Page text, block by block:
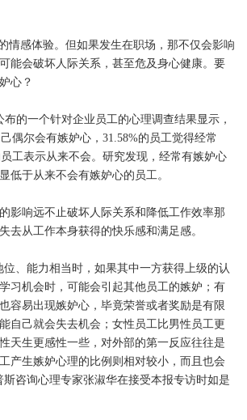
感体验。但如果发生在职场，那不仅会影响
能会破坏人际关系，甚至危及身心健康。要
心？
一个针对企业员工的心理调查结果显示，
偶尔会有嫉妒心，31.58%的员工觉得经常
工表示从来不会。研究发现，经常有嫉妒心
低于从来不会有嫉妒心的员工。
响远不止破坏人际关系和降低工作效率那
去从工作本身获得的快乐感和满足感。
、能力相当时，如果其中一方获得上级的认
习机会时，可能会引起其他员工的嫉妒；有
容易出现嫉妒心，毕竟荣誉或者奖励是有限
自己就会失去机会；女性员工比男性员工更
天生更感性一些，对外部的第一反应往往是
产生嫉妒心理的比例则相对较小，而且也会
斯咨询心理专家张淑华在接受本报专访时如是